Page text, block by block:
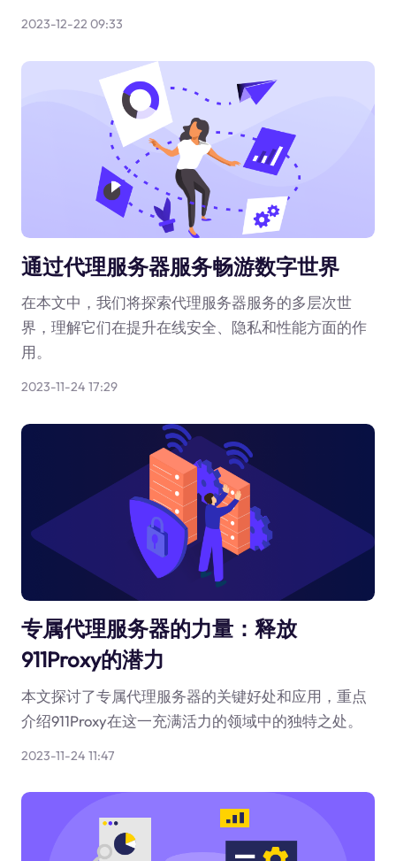
2023-12-22 09:33
通过代理服务器服务畅游数字世界
在本文中，我们将探索代理服务器服务的多层次世
界，理解它们在提升在线安全、隐私和性能方面的作
用。
2023-11-24 17:29
专属代理服务器的力量：释放
911Proxy的潜力
本文探讨了专属代理服务器的关键好处和应用，重点
介绍911Proxy在这一充满活力的领域中的独特之处。
2023-11-24 11:47